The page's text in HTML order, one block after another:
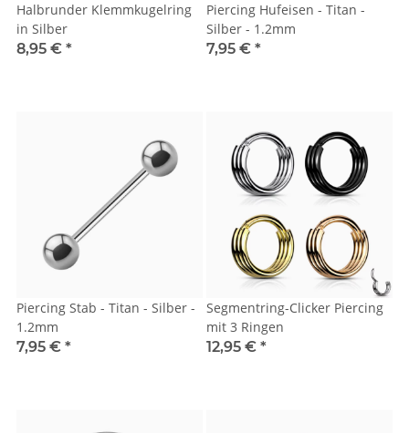
Halbrunder Klemmkugelring
in Silber
8,95 € *
Piercing Hufeisen - Titan -
Silber - 1.2mm
7,95 € *
Piercing Stab - Titan - Silber -
1.2mm
7,95 € *
Segmentring-Clicker Piercing
mit 3 Ringen
12,95 € *